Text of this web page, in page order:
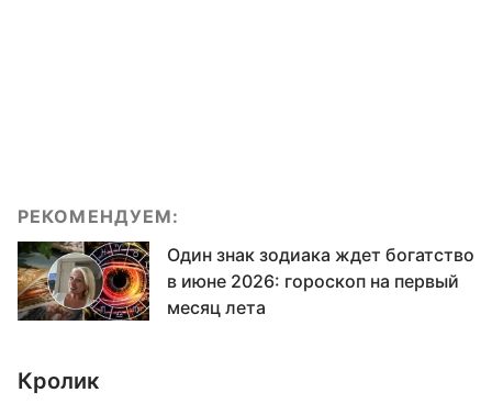
РЕКОМЕНДУЕМ:
Один знак зодиака ждет богатство
в июне 2026: гороскоп на первый
месяц лета
Кролик